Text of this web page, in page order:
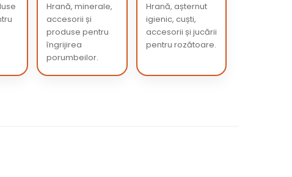
Hrană, minerale,
accesorii și
produse pentru
îngrijirea
porumbeilor.
Hrană, așternut
igienic, cuști,
accesorii și jucării
pentru rozătoare.